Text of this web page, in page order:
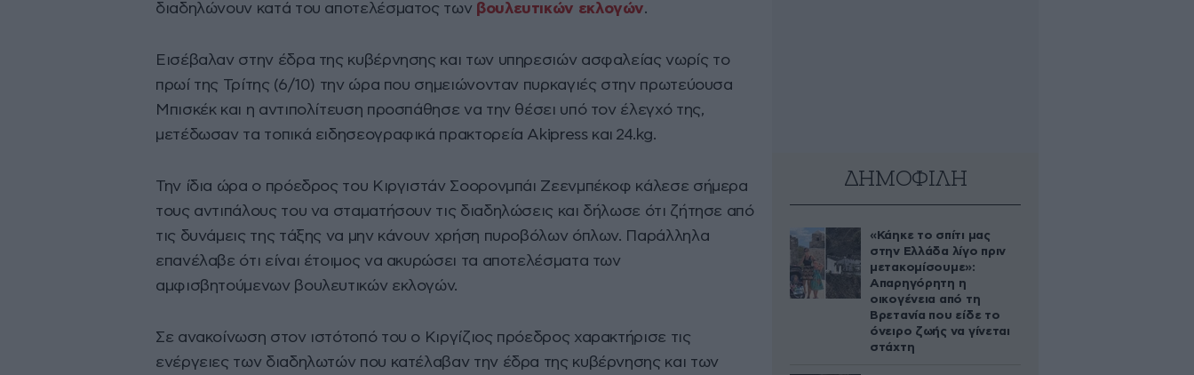
διαδηλώνουν κατά του αποτελέσματος των βουλευτικών εκλογών.
Εισέβαλαν στην έδρα της κυβέρνησης και των υπηρεσιών ασφαλείας νωρίς το
πρωί της Τρίτης (6/10) την ώρα που σημειώνονταν πυρκαγιές στην πρωτεύουσα
Μπισκέκ και η αντιπολίτευση προσπάθησε να την θέσει υπό τον έλεγχό της,
μετέδωσαν τα τοπικά ειδησεογραφικά πρακτορεία Akipress και 24.kg.
Την ίδια ώρα ο πρόεδρος του Κιργιστάν Σοορονμπάι Ζεενμπέκοφ κάλεσε σήμερα
τους αντιπάλους του να σταματήσουν τις διαδηλώσεις και δήλωσε ότι ζήτησε από
τις δυνάμεις της τάξης να μην κάνουν χρήση πυροβόλων όπλων. Παράλληλα
επανέλαβε ότι είναι έτοιμος να ακυρώσει τα αποτελέσματα των
αμφισβητούμενων βουλευτικών εκλογών.
Σε ανακοίνωση στον ιστότοπό του ο Κιργίζιος πρόεδρος χαρακτήρισε τις
ενέργειες των διαδηλωτών που κατέλαβαν την έδρα της κυβέρνησης και των
ΔΗΜΟΦΙΛΗ
«Κάηκε το σπίτι μας
στην Ελλάδα λίγο πριν
μετακομίσουμε»:
Απαρηγόρητη η
οικογένεια από τη
Βρετανία που είδε το
όνειρο ζωής να γίνεται
στάχτη